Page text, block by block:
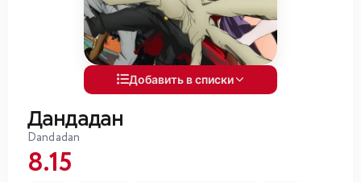
Добавить в списки
Дандадан
Dandadan
8.15